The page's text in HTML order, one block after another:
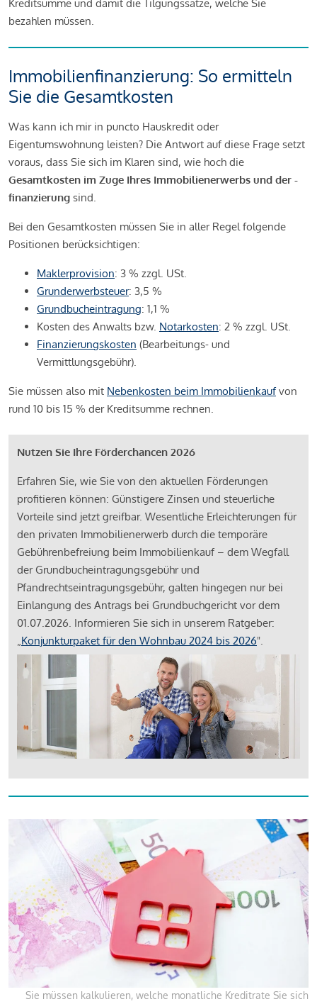
Kreditsumme und damit die Tilgungssätze, welche Sie
bezahlen müssen.
Immobilienfinanzierung: So ermitteln
Sie die Gesamtkosten
Was kann ich mir in puncto Hauskredit oder
Eigentumswohnung leisten? Die Antwort auf diese Frage setzt
voraus, dass Sie sich im Klaren sind, wie hoch die
Gesamtkosten im Zuge Ihres Immobilienerwerbs und der -
finanzierung sind.
Bei den Gesamtkosten müssen Sie in aller Regel folgende
Positionen berücksichtigen:
Maklerprovision: 3 % zzgl. USt.
Grunderwerbsteuer: 3,5 %
Grundbucheintragung: 1,1 %
Kosten des Anwalts bzw. Notarkosten: 2 % zzgl. USt.
Finanzierungskosten (Bearbeitungs- und
Vermittlungsgebühr).
Sie müssen also mit Nebenkosten beim Immobilienkaufvon
rund 10 bis 15 % der Kreditsumme rechnen.
Nutzen Sie Ihre Förderchancen 2026
Erfahren Sie, wie Sie von den aktuellen Förderungen
profitieren können: Günstigere Zinsen und steuerliche
Vorteile sind jetzt greifbar. Wesentliche Erleichterungen für
den privaten Immobilienerwerb durch die temporäre
Gebührenbefreiung beim Immobilienkauf – dem Wegfall
der Grundbucheintragungsgebühr und
Pfandrechtseintragungsgebühr, galten hingegen nur bei
Einlangung des Antrags bei Grundbuchgericht vor dem
01.07.2026. Informieren Sie sich in unserem Ratgeber:
„Konjunkturpaket für den Wohnbau 2024 bis 2026".
Sie müssen kalkulieren, welche monatliche Kreditrate Sie sich